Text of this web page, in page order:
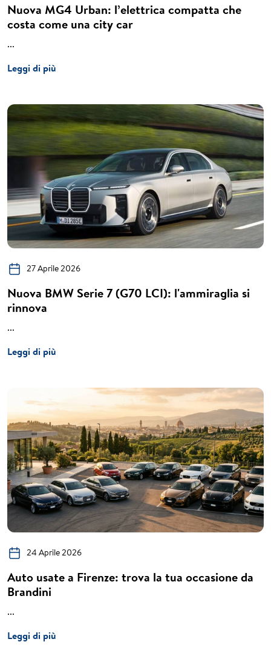
Nuova MG4 Urban: l’elettrica compatta che
costa come una city car
...
Leggi di più
27 Aprile 2026
Nuova BMW Serie 7 (G70 LCI): l'ammiraglia si
rinnova
...
Leggi di più
24 Aprile 2026
Auto usate a Firenze: trova la tua occasione da
Brandini
...
Leggi di più